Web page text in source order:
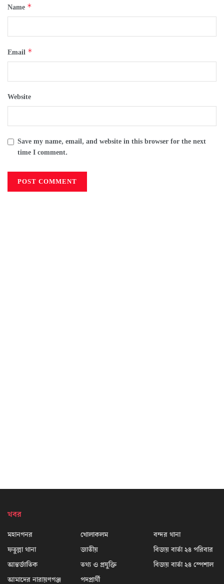
Name *
Email *
Website
Save my name, email, and website in this browser for the next
time I comment.
খবর
মহানগনর
ফতুল্লা থানা
আন্তর্জাতিক
আমাদের নারায়ণগঞ্জ
খোলাকলম
জাতীয়
তথ্য ও প্রযুক্তি
পদপ্রার্থী
বন্দর থানা
বিজয় বার্তা ২৪ পরিবার
বিজয় বার্তা ২৪ স্পেশাল